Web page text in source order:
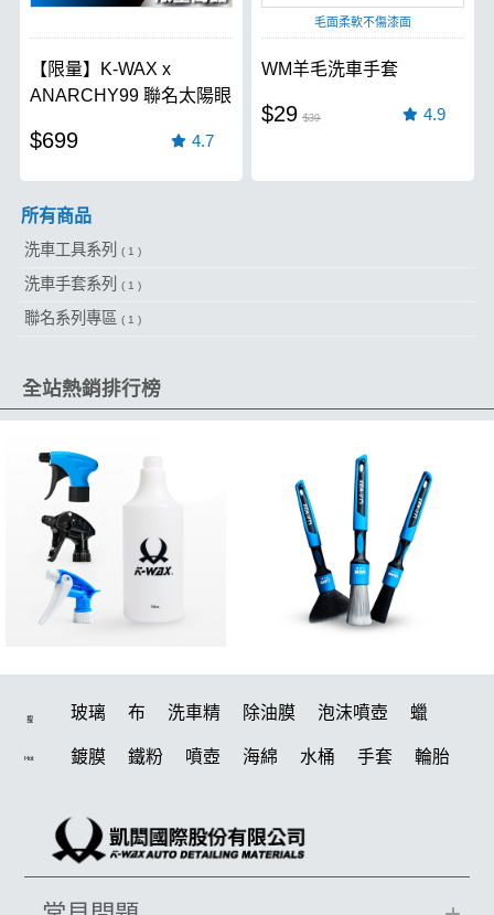
【限量】K-WAX x
ANARCHY99 聯名太陽眼
$699 4.7
毛面柔軟不傷漆面
WM羊毛洗車手套
$29 $39 4.9
所有商品
洗車工具系列 ( 1 )
洗車手套系列 ( 1 )
聯名系列專區 ( 1 )
全站熱銷排行榜
搜
Hot
玻璃 布 洗車精 除油膜 泡沫噴壺 蠟
鍍膜 鐵粉 噴壺 海綿 水桶 手套 輪胎
鍍膜劑 打蠟棉 拋光 瓷土